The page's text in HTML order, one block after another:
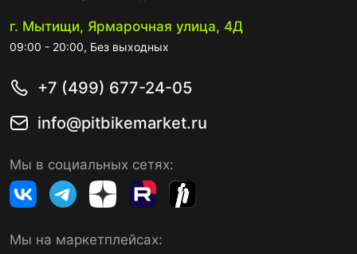
г. Мытищи, Ярмарочная улица, 4Д
09:00 - 20:00, Без выходных
+7 (499) 677-24-05
info@pitbikemarket.ru
Мы в социальных сетях:
Мы на маркетплейсах: